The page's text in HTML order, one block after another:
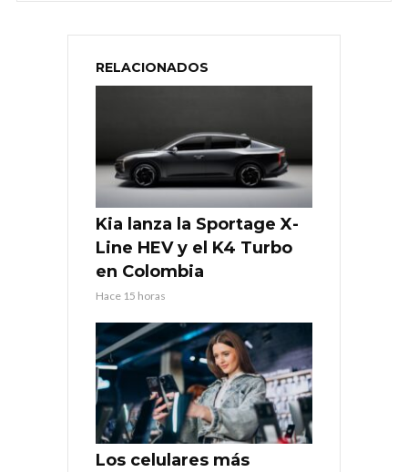
RELACIONADOS
Kia lanza la Sportage X-
Line HEV y el K4 Turbo
en Colombia
Hace 15 horas
Los celulares más